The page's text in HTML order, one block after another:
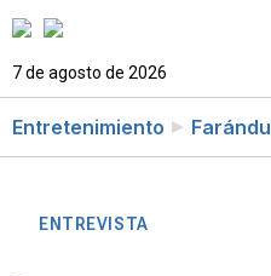
7 de agosto de 2026
Entretenimiento
ENTREVISTA